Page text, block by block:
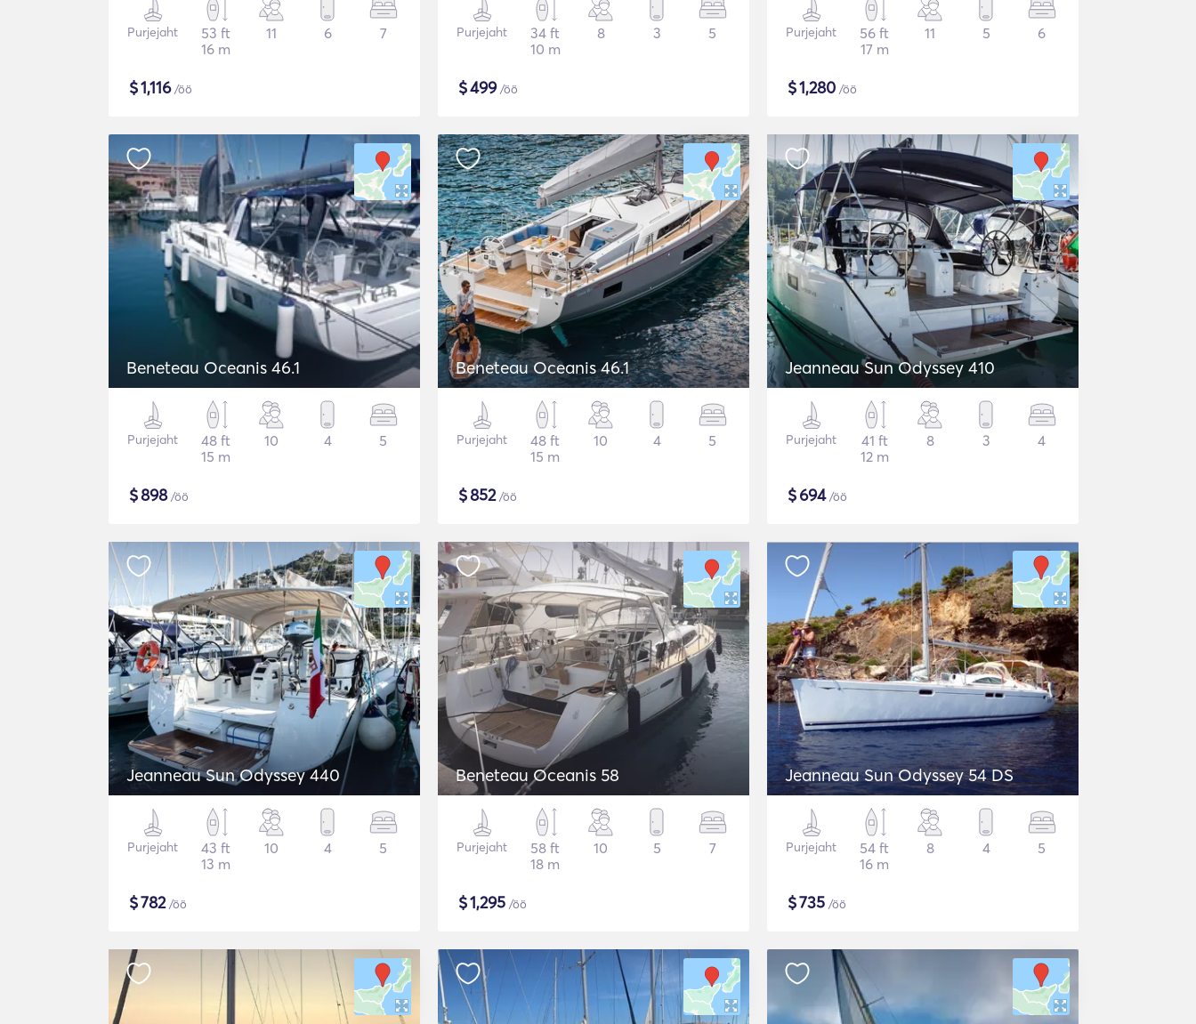
Purjejaht
53 ft
16 m
11 6 7
$1,116/öö
Purjejaht
34 ft
10 m
8 3 5
$499/öö
Purjejaht
56 ft
17 m
11 5 6
$1,280 /öö
Beneteau Oceanis 46.1
Purjejaht
48 ft
15 m
10 4 5
$898/öö
Beneteau Oceanis 46.1
Purjejaht
48 ft
15 m
10 4 5
$852/öö
Jeanneau Sun Odyssey 410
Purjejaht
41 ft
12 m
8 3 4
$694/öö
Jeanneau Sun Odyssey 440
Purjejaht
43 ft
13 m
10 4 5
$782/öö
Beneteau Oceanis 58
Purjejaht
58 ft
18 m
10 5 7
$1,295 /öö
Jeanneau Sun Odyssey 54 DS
Purjejaht
54 ft
16 m
8 4 5
$735 /öö